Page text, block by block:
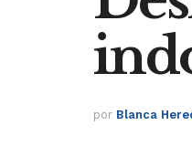
por Blanca